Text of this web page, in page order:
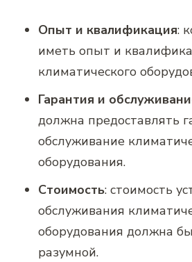
Опыт и квалификация:
иметь опыт и
климатического
Гарантия и
должна предоставлять
обслуживание
оборудования.
Стоимость: стоимость
обслуживания
оборудования должна
разумной.